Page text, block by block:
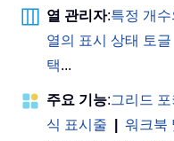
열 관리자:특정 개
열의 표시 상태 토글
택...
주요 기능:그리드
식 표시줄
워크북